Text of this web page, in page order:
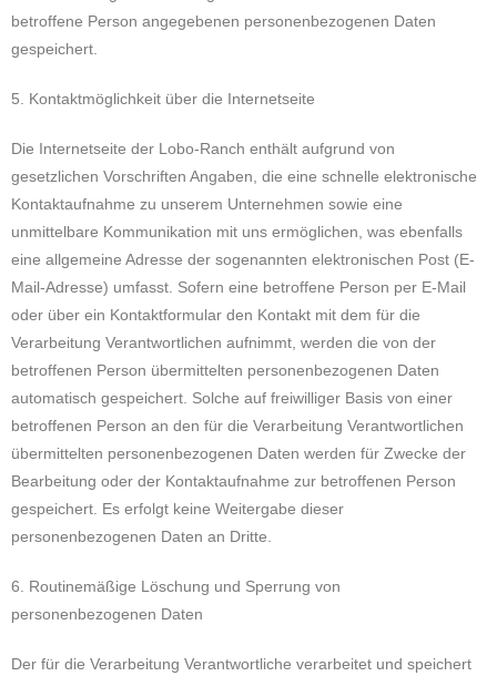
betroffene Person angegebenen personenbezogenen Daten
gespeichert.
5. Kontaktmöglichkeit über die Internetseite
Die Internetseite der Lobo-Ranch enthält aufgrund von
gesetzlichen Vorschriften Angaben, die eine schnelle elektronische
Kontaktaufnahme zu unserem Unternehmen sowie eine
unmittelbare Kommunikation mit uns ermöglichen, was ebenfalls
eine allgemeine Adresse der sogenannten elektronischen Post (E-
Mail-Adresse) umfasst. Sofern eine betroffene Person per E-Mail
oder über ein Kontaktformular den Kontakt mit dem für die
Verarbeitung Verantwortlichen aufnimmt, werden die von der
betroffenen Person übermittelten personenbezogenen Daten
automatisch gespeichert. Solche auf freiwilliger Basis von einer
betroffenen Person an den für die Verarbeitung Verantwortlichen
übermittelten personenbezogenen Daten werden für Zwecke der
Bearbeitung oder der Kontaktaufnahme zur betroffenen Person
gespeichert. Es erfolgt keine Weitergabe dieser
personenbezogenen Daten an Dritte.
6. Routinemäßige Löschung und Sperrung von
personenbezogenen Daten
Der für die Verarbeitung Verantwortliche verarbeitet und speichert